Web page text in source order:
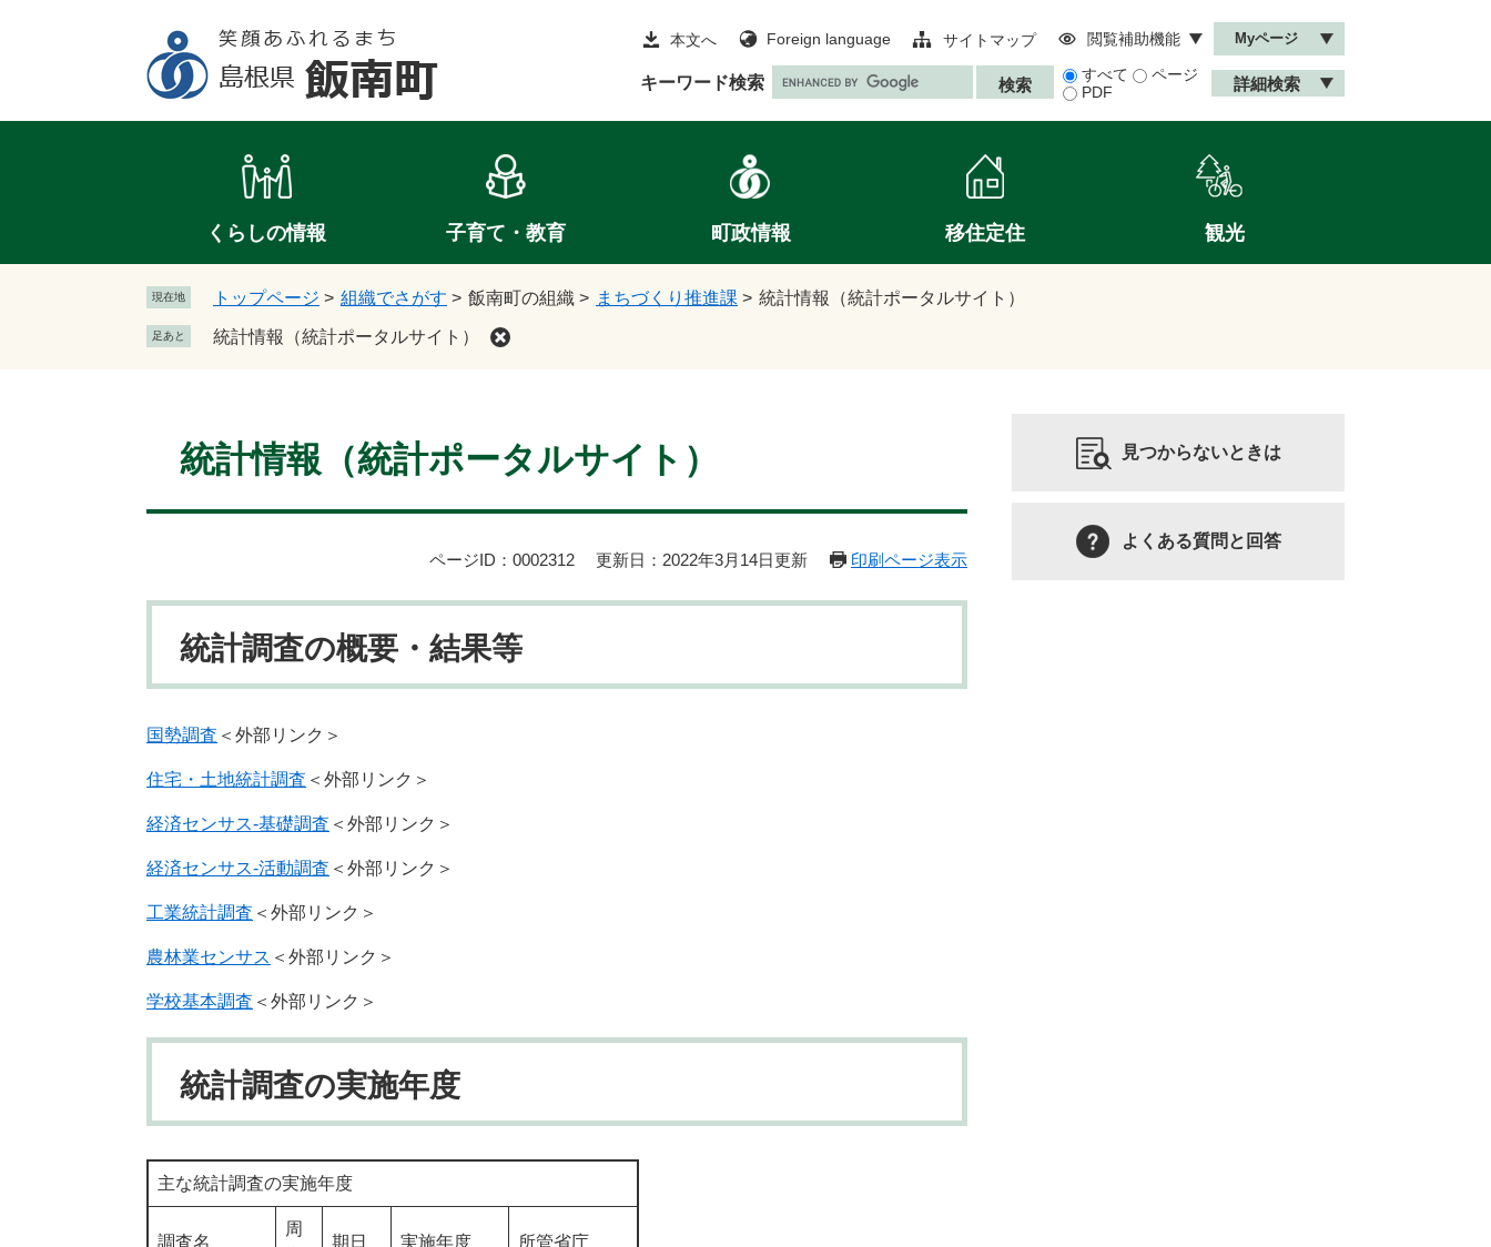
先
を
本文へ Foreign language サイトマップ 閲覧補助機能 Myページ
キーワード検索
o
l
カ
ス
タ
すべて
ページ
PDF
詳細検索
くらしの情報 子育て・教育 町政情報 移住定住 観光
現在地 トップページ > 組織でさがす > 飯南町の組織 > まちづくり推進課 > 統計情報（統計ポータルサイト）
足あと 統計情報（統計ポータルサイト）
統計情報（統計ポータルサイト）
ページID：0002312 更新日：2022年3月14日更新 印刷ページ表示
統計調査の概要・結果等
国勢調査 ＜外部リンク＞
住宅・土地統計調査 ＜外部リンク＞
経済センサス-基礎調査 ＜外部リンク＞
経済センサス-活動調査 ＜外部リンク＞
工業統計調査 ＜外部リンク＞
農林業センサス ＜外部リンク＞
学校基本調査 ＜外部リンク＞
統計調査の実施年度
主な統計調査の実施年度
調査名
周
期日 実施年度 所管省庁
見つからないときは
よくある質問と回答